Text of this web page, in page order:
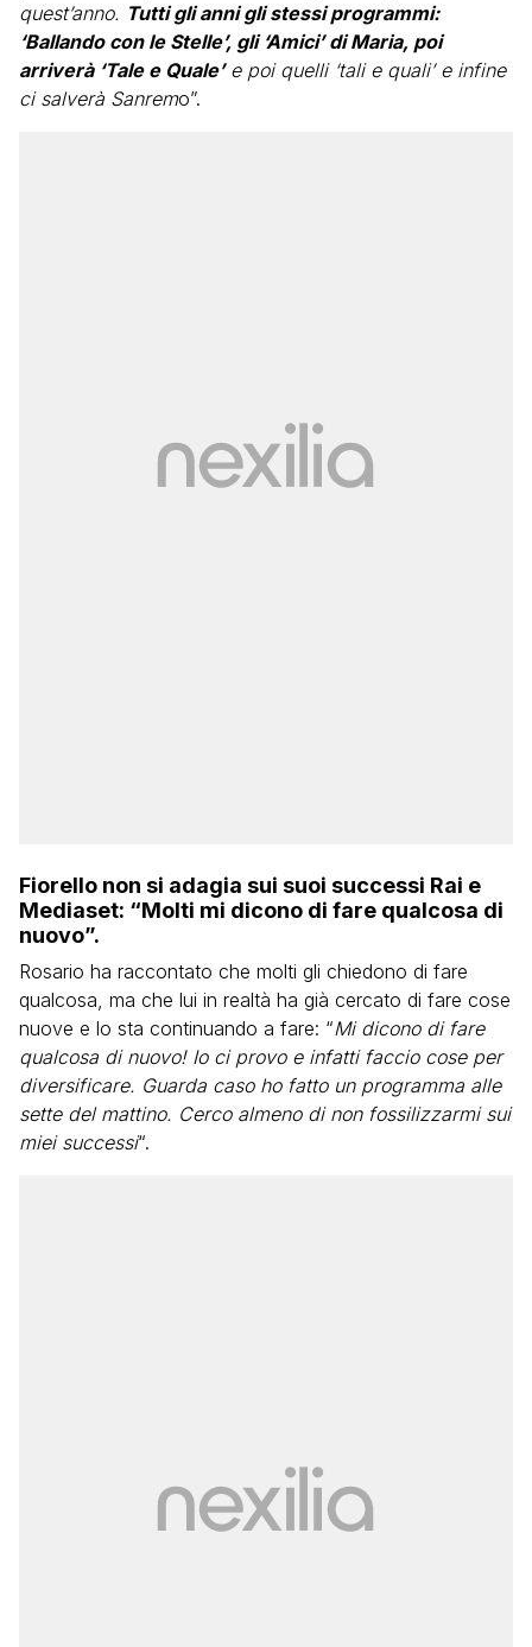
quest’anno. Tutti gli anni gli stessi programmi:
‘Ballando con le Stelle’, gli ‘Amici’ di Maria, poi
arriverà ‘Tale e Quale’e poi quelli ‘tali e quali’ e infine
ci salverà Sanremo”.
Fiorello non si adagia sui suoi successi Rai e
Mediaset: “Molti mi dicono di fare qualcosa di
nuovo”.
Rosario ha raccontato che molti gli chiedono di fare
qualcosa, ma che lui in realtà ha già cercato di fare cose
nuove e lo sta continuando a fare: “Mi dicono di fare
qualcosa di nuovo! Io ci provo e infatti faccio cose per
diversificare. Guarda caso ho fatto un programma alle
sette del mattino. Cerco almeno di non fossilizzarmi sui
miei successi“.